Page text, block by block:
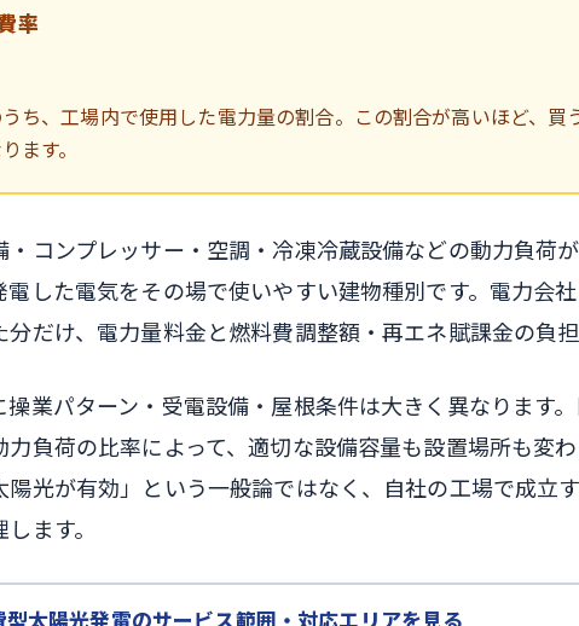
率
ち、工場内で使用した電力量の割合。この割合が高いほど、買
ます。
コンプレッサー・空調・冷凍冷蔵設備などの動力負荷
電した電気をその場で使いやすい建物種別です。電力会
分だけ、電力量料金と燃料費調整額・再エネ賦課金の負
業パターン・受電設備・屋根条件は大きく異なります
負荷の比率によって、適切な設備容量も設置場所も変
陽光が有効」という一般論ではなく、自社の工場で成立
ます。
太陽光発電のサービス範囲・対応エリアを見る